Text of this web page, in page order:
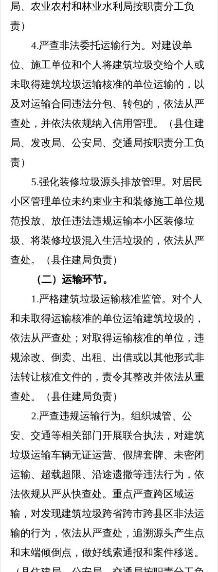
局、农业农村和林业水利局按职责分工负
责）
4.严查非法委托运输行为。对建设单
位、施工单位和个人将建筑垃圾交给个人或
未取得建筑垃圾运输核准的单位运输的，以
及对运输合同违法分包、转包的，依法从严
查处，并依法依规纳入信用管理。
（县住建
局、发改局、公安局、交通局按职责分工负
责）
5.强化装修垃圾源头排放管理。对居民
小区管理单位未约束业主和装修施工单位规
范投放、放任违法违规运输本小区装修垃
圾、将装修垃圾混入生活垃圾的，依法从严
查处。
（县住建局负责）
（二）运输环节。
1.严格建筑垃圾运输核准监管。对个人
和未取得运输核准的单位运输建筑垃圾的，
依法从严查处；对取得运输核准的单位，违
规涂改、倒卖、出租、出借或以其他形式非
法转让核准文件的，责令其整改并依法从重
查处。
（县住建局负责）
2.严查违规运输行为。组织城管、公
安、交通等相关部门开展联合执法，对建筑
垃圾运输车辆无证运营、假牌套牌、未密闭
运输、超载超限、沿途遗撒等违法行为，依
法依规从严从快查处。重点严查跨区域运
输，对发现建筑垃圾跨省跨市跨县区非法运
输的行为，依法从严查处，追溯源头产生点
和末端倾倒点，做好线索通报和案件移送。